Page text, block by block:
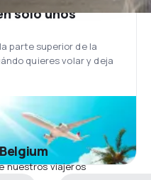
solo unos
parte superior de la
quieres volar y deja
nuestros viajeros